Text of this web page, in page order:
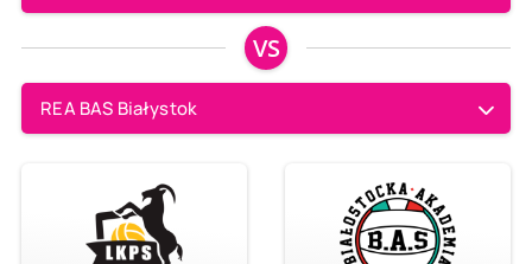
VS
REA BAS Białystok